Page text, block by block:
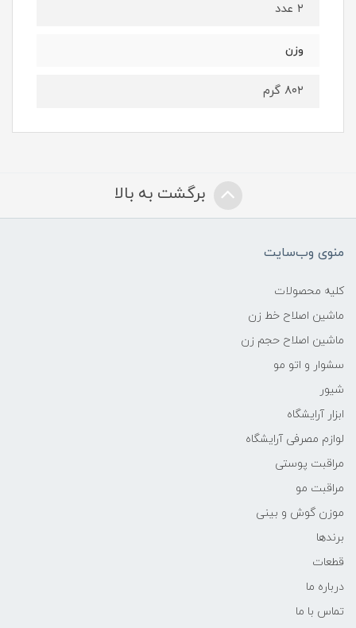
۲ عدد
وزن
۸۰۲ گرم
برگشت به بالا
منوی وب‌سایت
کلیه محصولات
ماشین اصلاح خط زن
ماشین اصلاح حجم زن
سشوار و اتو مو
شیور
ابزار آرایشگاه
لوازم مصرفی آرایشگاه
مراقبت پوستی
مراقبت مو
موزن گوش و بینی
برندها
قطعات
درباره ما
تماس با ما